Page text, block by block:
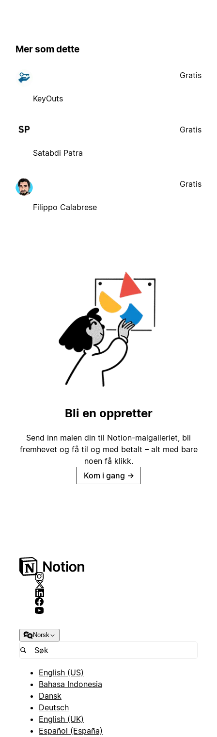
Mer som dette
KeyOuts
Gratis
Satabdi Patra
Gratis
Filippo Calabrese
Gratis
Bli en oppretter
Send inn malen din til Notion-malgalleriet, bli
fremhevet og få til og med betalt – alt med bare
noen få klikk.
Kom i gang →
Norsk
English (US)
Bahasa Indonesia
Dansk
Deutsch
English (UK)
Español (España)